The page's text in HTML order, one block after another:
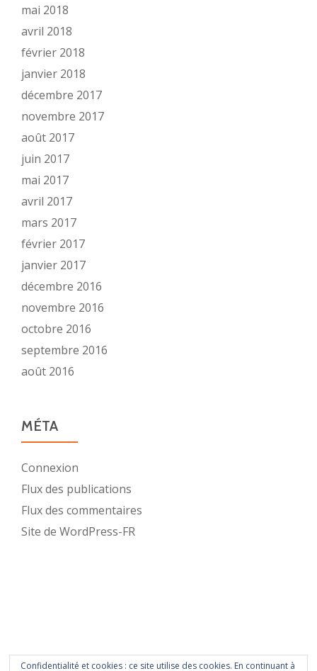
mai 2018
avril 2018
février 2018
janvier 2018
décembre 2017
novembre 2017
août 2017
juin 2017
mai 2017
avril 2017
mars 2017
février 2017
janvier 2017
décembre 2016
novembre 2016
octobre 2016
septembre 2016
août 2016
MÉTA
Connexion
Flux des publications
Flux des commentaires
Site de WordPress-FR
Confidentialité et cookies : ce site utilise des cookies. En continuant à